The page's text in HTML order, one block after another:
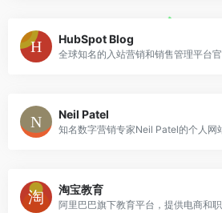
HubSpot Blog
Neil Patel
淘宝教育
阿里巴巴旗下教育平台，提供电商和